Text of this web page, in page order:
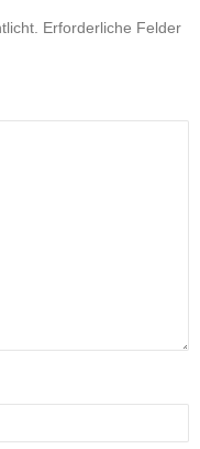
Erforderliche Felder